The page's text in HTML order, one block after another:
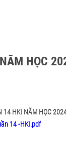
HỌC
14 HKI NĂM HỌC
14 -HKI.pdf